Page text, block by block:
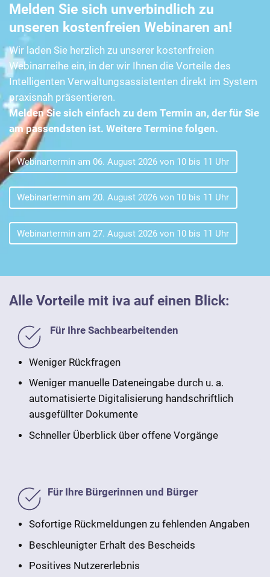
Melden Sie sich unverbindlich zu
unseren kostenfreien Webinaren an!
Wir laden Sie herzlich zu unserer kostenfreien
Webinarreihe ein, in der wir Ihnen die Vorteile des
Intelligenten Verwaltungsassistenten direkt im System
praxisnah präsentieren.
Melden Sie sich einfach zu dem Termin an, der für Sie
am passendsten ist. Weitere Termine folgen.
Webinartermin am 06. August 2026 von 10 bis 11 Uhr
Webinartermin am 20. August 2026 von 10 bis 11 Uhr
Webinartermin am 27. August 2026 von 10 bis 11 Uhr
Alle Vorteile mit iva auf einen Blick:
Für Ihre Sachbearbeitenden
Weniger Rückfragen
Weniger manuelle Dateneingabe durch u. a.
automatisierte Digitalisierung handschriftlich
ausgefüllter Dokumente
Schneller Überblick über offene Vorgänge
Für Ihre Bürgerinnen und Bürger
Sofortige Rückmeldungen zu fehlenden Angaben
Beschleunigter Erhalt des Bescheids
Positives Nutzererlebnis